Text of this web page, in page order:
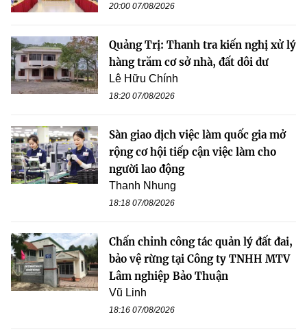
20:00 07/08/2026
Quảng Trị: Thanh tra kiến nghị xử lý
hàng trăm cơ sở nhà, đất dôi dư
Lê Hữu Chính
18:20 07/08/2026
Sàn giao dịch việc làm quốc gia mở
rộng cơ hội tiếp cận việc làm cho
người lao động
Thanh Nhung
18:18 07/08/2026
Chấn chỉnh công tác quản lý đất đai,
bảo vệ rừng tại Công ty TNHH MTV
Lâm nghiệp Bảo Thuận
Vũ Linh
18:16 07/08/2026